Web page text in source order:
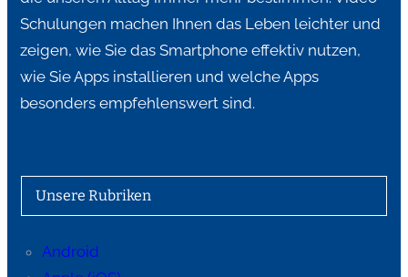
Schulungen machen Ihnen das Leben leichter und
zeigen, wie Sie das Smartphone effektiv nutzen,
wie Sie Apps installieren und welche Apps
besonders empfehlenswert sind.
Unsere Rubriken
Android